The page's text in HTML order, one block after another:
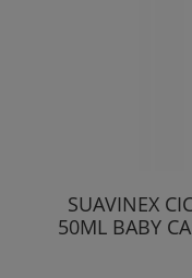
SUAVINEX
50ML BABY